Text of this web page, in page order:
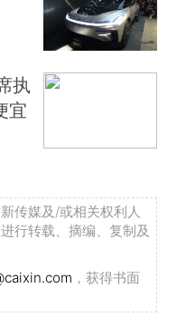
执
宜
传媒及/或相关权利人
行转载、摘编、复制及
，获得书面